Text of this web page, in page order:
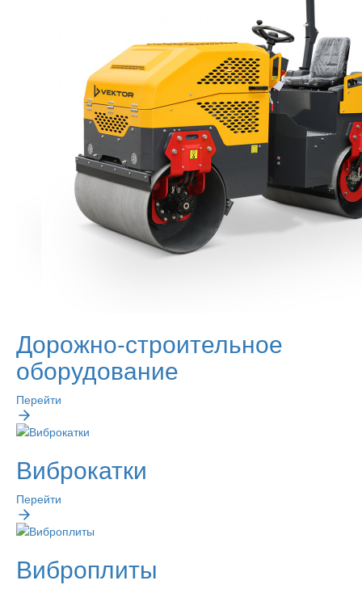
Дорожно-строительное
оборудование
Перейти
Виброкатки
Перейти
Виброплиты